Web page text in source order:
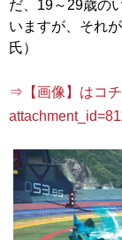
だ、19～29歳の
いますが、それ
氏）
⇒【画像】はコ